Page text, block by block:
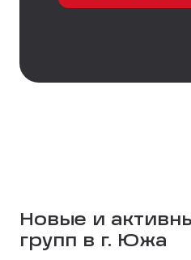
Новые и
групп в г. Южа